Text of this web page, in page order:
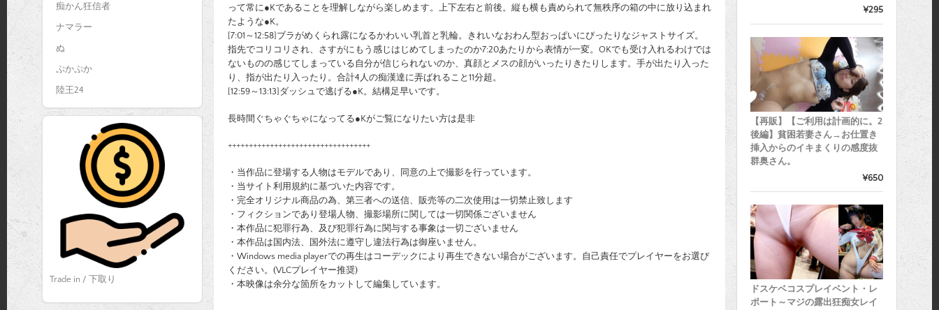
って常に●Kであることを理解しながら楽しめます。上下左右と前後。縦も横も責められて無秩序の箱の中に放り込まれ
たような●K。
[7:01～12:58]ブラがめくられ露になるかわいい乳首と乳輪。きれいなおわん型おっぱいにぴったりなジャストサイズ。
指先でコリコリされ、さすがにもう感じはじめてしまったのか7:20あたりから表情が一変。OKでも受け入れるわけでは
ないものの感じてしまっている自分が信じられないのか、真顔とメスの顔がいったりきたりします。手が出たり入った
り、指が出たり入ったり。合計4人の痴漢達に弄ばれること11分超。
[12:59～13:13]ダッシュで逃げる●K。結構足早いです。
長時間ぐちゃぐちゃになってる●Kがご覧になりたい方は是非
++++++++++++++++++++++++++++++++++
・当作品に登場する人物はモデルであり、同意の上で撮影を行っています。
・当サイト利用規約に基づいた内容です。
・完全オリジナル商品の為、第三者への送信、販売等の二次使用は一切禁止致します
・フィクションであり登場人物、撮影場所に関しては一切関係ございません
・本作品に犯罪行為、及び犯罪行為に関与する事象は一切ございません
・本作品は国内法、国外法に遵守し違法行為は御座いません。
・Windows media playerでの再生はコーデックにより再生できない場合がございます。自己責任でプレイヤーをお選び
ください。(VLCプレイヤー推奨)
・本映像は余分な箇所をカットして編集しています。
¥295
【再販】【ご利用は計画的に。2
後編】貧困若妻さん→お仕置き
挿入からのイキまくりの感度抜
群奥さん。
¥650
ドスケベコスプレイベント・レ
ポート～マジの露出狂痴女レイ
痴かん狂信者
ナマラー
ぬ
ぷかぷか
陸王24
Trade in / 下取り